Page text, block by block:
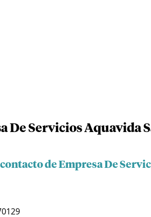
De Servicios Aquavida
de Empresa De